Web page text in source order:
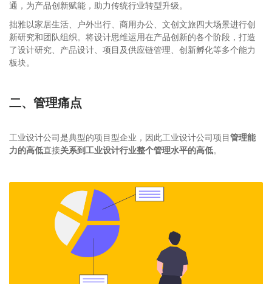
通，为产品创新赋能，助力传统行业转型升级。
拙雅以家居生活、户外出行、商用办公、文创文旅四大场景进行创
新研究和团队组织。将设计思维运用在产品创新的各个阶段，打造
了设计研究、产品设计、项目及供应链管理、创新孵化等多个能力
板块。
二、管理痛点
工业设计公司是典型的项目型企业，因此工业设计公司项目管理能
力的高低直接关系到工业设计行业整个管理水平的高低。